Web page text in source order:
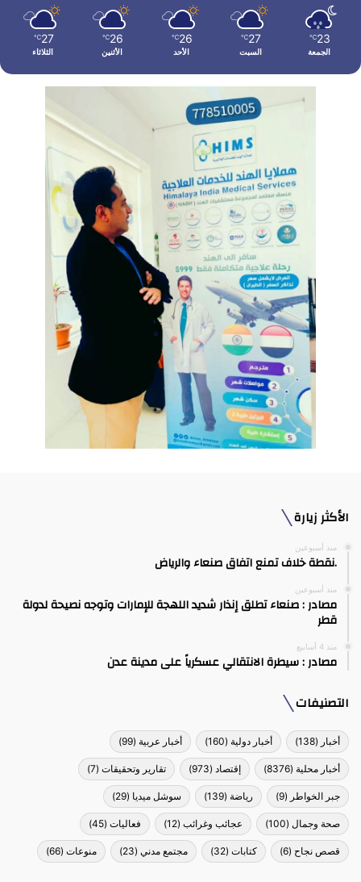
23
℃
الجمعة
27
℃
السبت
26
℃
الأحد
26
℃
الأثنين
27
℃
الثلاثاء
الأكثر زيارة
منذ أسبوعين
.نقطة خلاف تمنع اتفاق صنعاء والرياض
منذ أسبوعين
مصادر : صنعاء تطلق إنذار شديد اللهجة للإمارات وتوجه نصيحة لدولة
قطر
منذ 4 أسابيع
مصادر : سيطرة الانتقالي عسكرياً على مدينة عدن
التصنيفات
أخبار (138) أخبار دولية (160) أخبار عربية (99)
أخبار محلية (8376) إقتصاد (973) تقارير وتحقيقات (7)
جبر الخواطر (9) رياضة (139) سوشل ميديا (29)
صحة وجمال (100) عجائب وغرائب (12) فعاليات (45)
قصص نجاح (6) كتابات (32) مجتمع مدني (23) منوعات (66)